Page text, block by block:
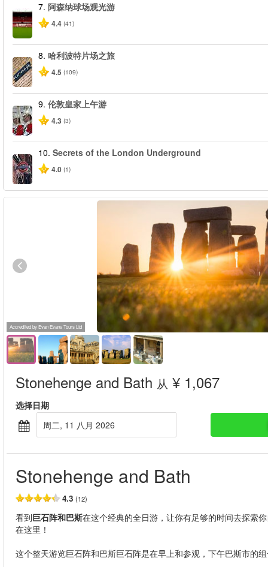
7. 阿森纳球场观光游
4.4 (41)
8. 哈利波特片场之旅
4.5 (109)
9. 伦敦皇家上午游
4.3 (3)
10. Secrets of the London Underground
4.0 (1)
Accredited by Evan Evans Tours Ltd
Stonehenge and Bath 从 ¥ 1,067
选择日期
周二, 11 八月 2026
Stonehenge and Bath
4.3 (12)
看到巨石阵和巴斯在这个经典的全日游，让你有足够的时间去探索
在这里！
这个整天游览巨石阵和巴斯巨石阵是在早上和参观，下午巴斯市的